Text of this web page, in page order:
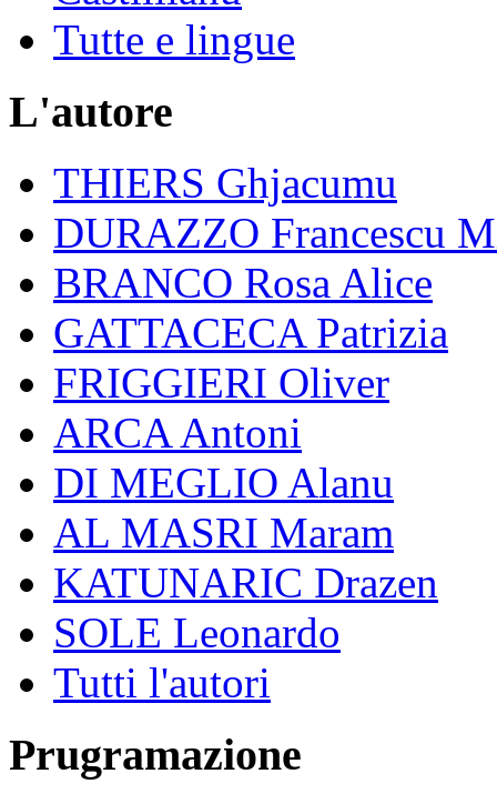
Tutte e lingue
L'autore
THIERS Ghjacumu
DURAZZO Francescu
BRANCO Rosa Alice
GATTACECA Patrizia
FRIGGIERI Oliver
ARCA Antoni
DI MEGLIO Alanu
AL MASRI Maram
KATUNARIC Drazen
SOLE Leonardo
Tutti l'autori
Prugramazione